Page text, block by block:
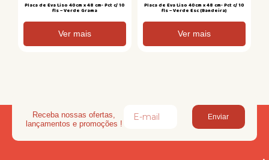
Placa de Eva Liso 40cm x 48 cm- Pct c/ 10
fls – Verde Grama
Ver mais
Placa de Eva Liso 40cm x 48 cm- Pct c/ 10
fls – Verde Esc (Bandeira)
Ver mais
Receba nossas ofertas,
lançamentos e promoções !
Enviar